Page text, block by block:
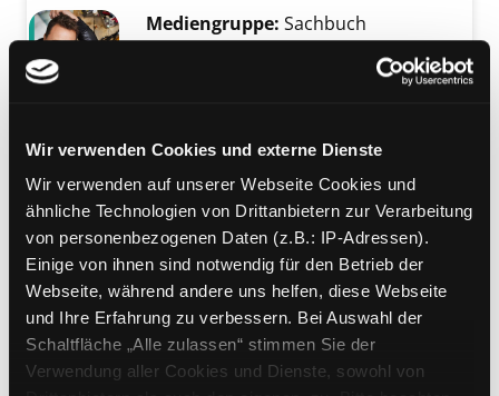
Wir verwenden Cookies und externe Dienste
Wir verwenden auf unserer Webseite Cookies und
ähnliche Technologien von Drittanbietern zur Verarbeitung
von personenbezogenen Daten (z.B.: IP-Adressen).
Einige von ihnen sind notwendig für den Betrieb der
Webseite, während andere uns helfen, diese Webseite
und Ihre Erfahrung zu verbessern. Bei Auswahl der
Schaltfläche „Alle zulassen“ stimmen Sie der
Verwendung aller Cookies und Dienste, sowohl von
Exemplar-Details von Geschickt eingefädelt
Mediengruppe: Sachbuch
Geschickt eingefädelt
Jahr:2015
Verlag:Hamburg, Edel Germany
Exemplar-Details von Mama näht anzeigen
Mediengruppe:Sachbuch
Mama näht
und ich helf mit ; 33 zauberhafte
Nähprojekte für Mama und Kind
Verfasser: Lina, RebeccaSuche nach
Jahr:2014